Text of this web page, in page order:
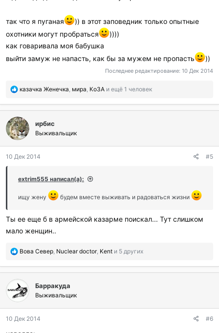
так что я пуганая
)) в этот заповедник только опытные
охотники могут пробраться
))))
как говаривала моя бабушка
выйти замуж не напасть, как бы за мужем не пропасть
))
Последнее редактирование: 10 Дек 2014
П
б
л
а
г
о
а
и
и
казачка Женечка, мира, КоЗА и ещё 1 человек
ирбис
Выживальщик
10 Дек 2014 #5
extrim555 написал(а):
ищу жену будем вместе выживать и радоваться жизни
Ты ее еще б в армейской казарме поискал... Тут слишком
мало женщин..
П
б
а
г
о
а
Вова Север, Nuclear doctor, Kent и 5 других
Барракуда
Выживальщик
10 Дек 2014 #6